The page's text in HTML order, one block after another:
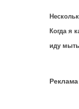
Когда я
иду